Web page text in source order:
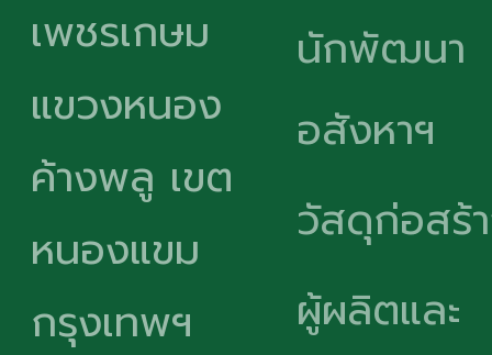
เพชรเกษม
แขวงหนอง
ค้างพลู เขต
หนองแขม
กรุงเทพฯ
นักพัฒนา
อสังหาฯ
วัสดุก่อสร้
ผู้ผลิตและ